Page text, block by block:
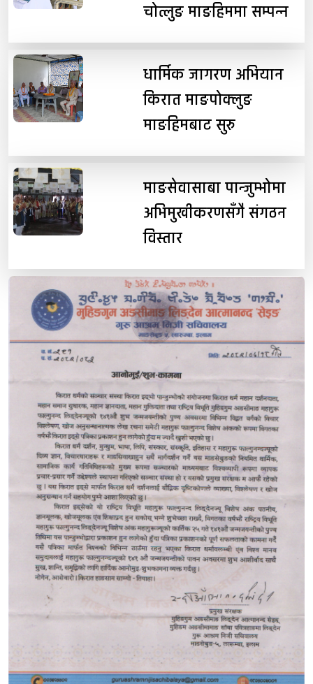
चोत्लुङ माङहिममा सम्पन्न
धार्मिक जागरण अभियान
किरात माङपोक्लुङ
माङहिमबाट सुरु
माङसेवासाबा पान्जुम्भोमा
अभिमुखीकरणसँगै संगठन
विस्तार